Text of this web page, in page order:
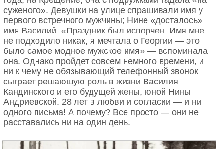
Александр Блок
левым полушарием отдыхать, а правым исполнять
строевую песню. Там же отпала надобность в
одеялах, тепле, воздухе или ещё каких-то
явлениях физического мира. Мне для сна нужен
только я сам. Вспоминая этого мудрого человека, я
прошу лучшую из женщин обнять меня покрепче. И
она с готовностью расплетает кольца мне
навстречу. Говорит, повезло мне, что я мягкий, не
оставляю заноз и тем превосхожу берёзу.
суженого». Девушки на улице спрашивали имя у
первого встречного мужчины; Нине «досталось»
имя Василий. «Праздник был испорчен. Имя мне
не подходило никак, я мечтала о Георгии — это
было самое модное мужское имя» — вспоминала
она. Однако пройдет совсем немного времени, и
ни к чему не обязывающий телефонный звонок
сыграет решающую роль в жизни Василия
Кандинского и его будущей жены, юной Нины
Андриевской. 28 лет в любви и согласии — и ни
одного письма! А почему? Все просто — они не
расставались ни на один день.